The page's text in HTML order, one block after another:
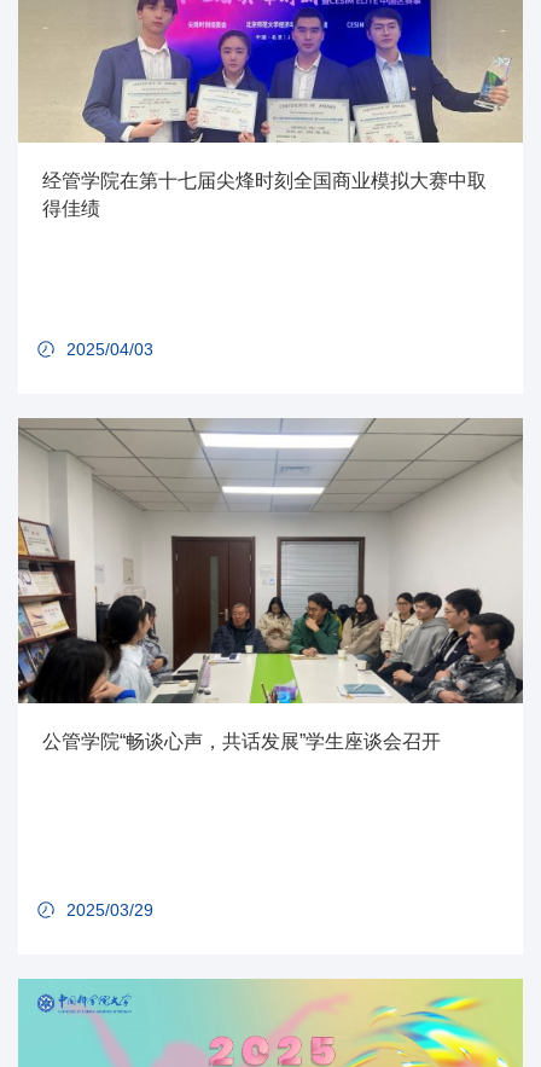
经管学院在第十七届尖烽时刻全国商业模拟大赛中取
得佳绩
2025/04/03
公管学院“畅谈心声，共话发展”学生座谈会召开
2025/03/29